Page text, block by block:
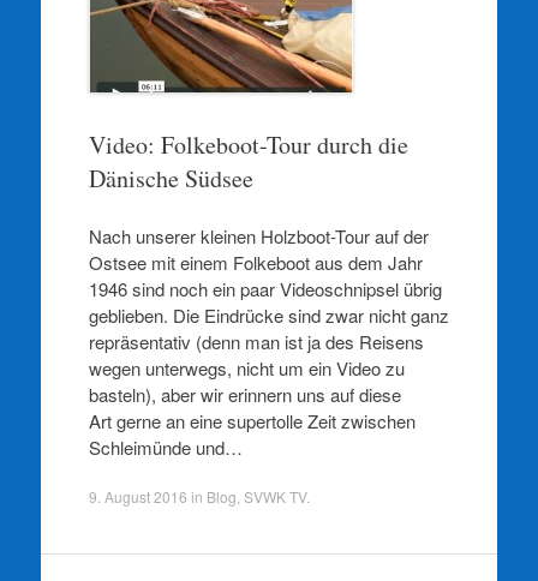
Video: Folkeboot-Tour durch die
Dänische Südsee
Nach unserer kleinen Holzboot-Tour auf der
Ostsee mit einem Folkeboot aus dem Jahr
1946 sind noch ein paar Videoschnipsel übrig
geblieben. Die Eindrücke sind zwar nicht ganz
repräsentativ (denn man ist ja des Reisens
wegen unterwegs, nicht um ein Video zu
basteln), aber wir erinnern uns auf diese
Art gerne an eine supertolle Zeit zwischen
Schleimünde und…
9. August 2016 in Blog SVWK TV.